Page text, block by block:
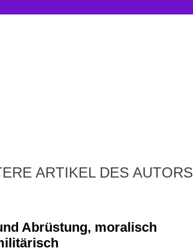
ARTIKEL DES AUTORS
Abrüstung, moralisch